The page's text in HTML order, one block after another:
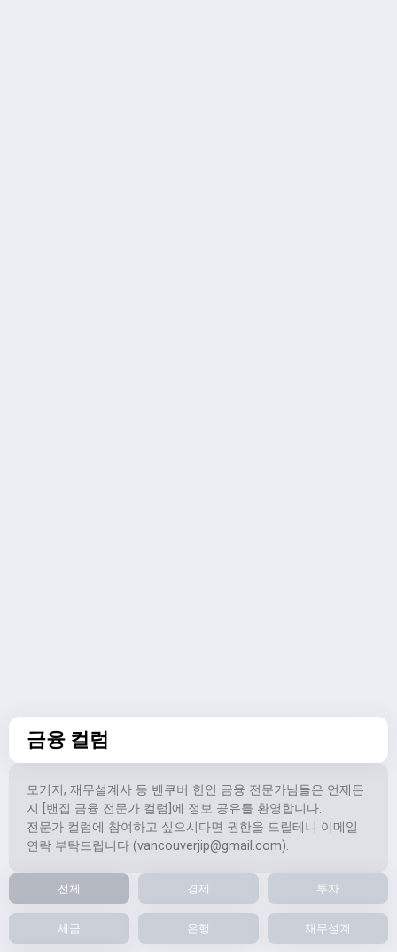
금융 컬럼
모기지, 재무설계사 등 밴쿠버 한인 금융 전문가님들은 언제든
지 [밴집 금융 전문가 컬럼]에 정보 공유를 환영합니다.
전문가 컬럼에 참여하고 싶으시다면 권한을 드릴테니 이메일
연락 부탁드립니다 (vancouverjip@gmail.com).
전체 경제 투자
세금 은행 재무설계